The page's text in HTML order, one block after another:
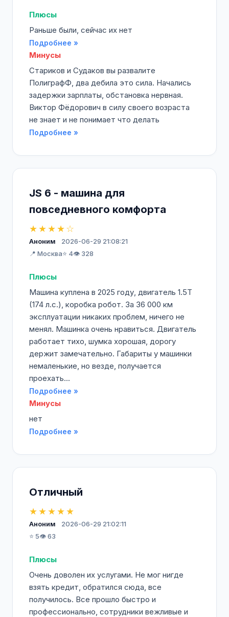
Плюсы
Раньше были, сейчас их нет
Подробнее »
Минусы
Стариков и Судаков вы развалите
ПолиграфФ, два дебила это сила. Начались
задержки зарплаты, обстановка нервная.
Виктор Фёдорович в силу своего возраста
не знает и не понимает что делать
Подробнее »
JS 6 - машина для
повседневного комфорта
★★★★☆
Аноним
2026-06-29 21:08:21
📍 Москва⭐ 4👁️ 328
Плюсы
Машина куплена в 2025 году, двигатель 1.5Т
(174 л.с.), коробка робот. За 36 000 км
эксплуатации никаких проблем, ничего не
менял. Машинка очень нравиться. Двигатель
работает тихо, шумка хорошая, дорогу
держит замечательно. Габариты у машинки
немаленькие, но везде, получается
проехать...
Подробнее »
Минусы
нет
Подробнее »
Отличный
★★★★★
Аноним
2026-06-29 21:02:11
⭐ 5👁️ 63
Плюсы
Очень доволен их услугами. Не мог нигде
взять кредит, обратился сюда, все
получилось. Все прошло быстро и
профессионально, сотрудники вежливые и